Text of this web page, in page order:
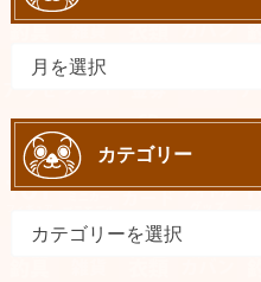
カテゴリー